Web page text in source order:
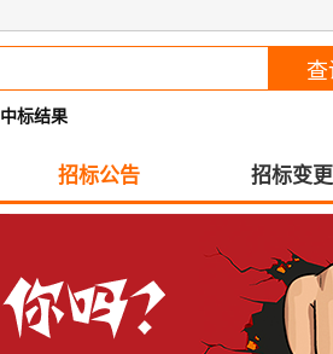
中标结果
招标公告 招标变更